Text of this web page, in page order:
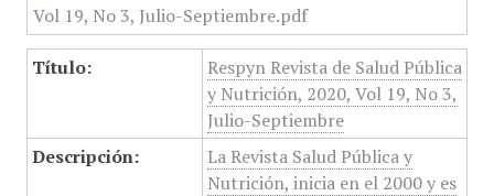
Título:
Respyn Revista de Salud Pública
y Nutrición, 2020, Vol 19, No 3,
Julio-Septiembre
Descripción:
La Revista Salud Pública y
Nutrición, inicia en el 2000 y es